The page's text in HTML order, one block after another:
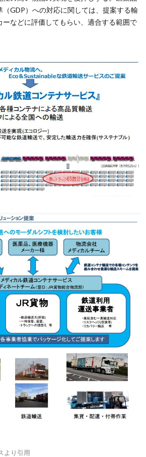
GDP）への対応に関しては、提案する輸
などに評価してもらい、適合する範囲で
より引用